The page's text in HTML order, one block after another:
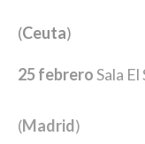
(Ceuta)
25 febreroSala El
(Madrid)